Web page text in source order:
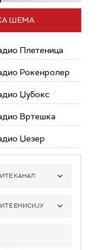
ШЕМА
Плетеница
Рокенролер
Џубокс
Вртешка
Џезер
КАНАЛ
БЕОГРАД 1
ЕМИСИЈУ